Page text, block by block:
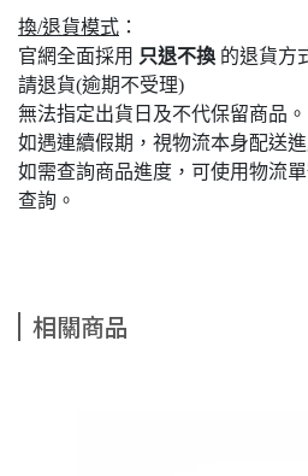
換/退貨模式 ：
官網全面採用 只退不換 的退貨方
請退貨(逾期不受理)
無法指定出貨日及不代保留商品。
如遇連續假期，視物流本身配送進
如需查詢商品進度，可使用物流
查詢。
相關商品